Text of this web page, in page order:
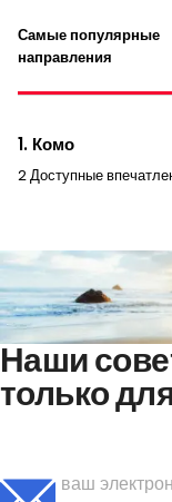
Самые популярные
направления
1. Комо
2 Доступные
Наши
только
Подпишитесь,